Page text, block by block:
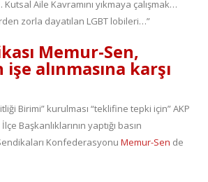
Aile Kavramını yıkmaya çalışmak…
zorla dayatılan LGBT lobileri…”
Memur-Sen,
işe alınmasına karşı
Birimi” kurulması “teklifine tepki için” AKP
Başkanlıklarının yaptığı basın
Konfederasyonu Memur-Sen de